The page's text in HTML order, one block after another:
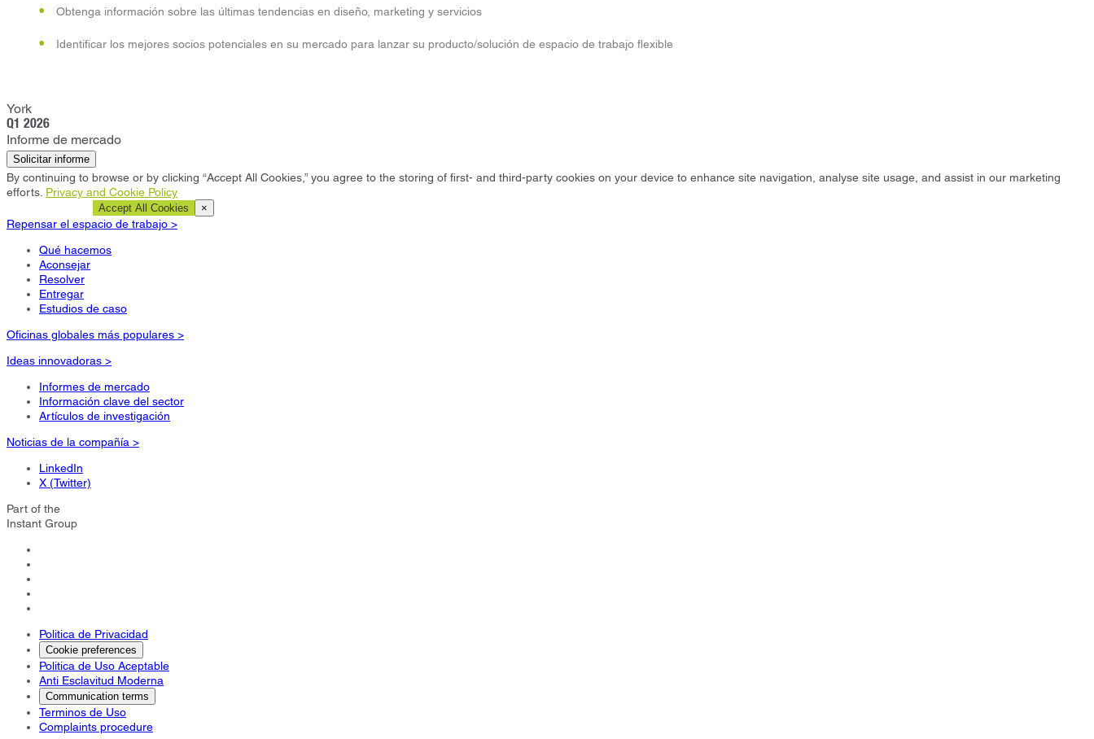
Obtenga información sobre las últimas tendencias en diseño, marketing y servicios
Identificar los mejores socios potenciales en su mercado para lanzar su producto/solución de espacio de trabajo flexible
York
Q1 2026
Informe de mercado
Solicitar informe
By continuing to browse or by clicking “Accept All Cookies,” you agree to the storing of first- and third-party cookies on your device to enhance site navigation, analyse site usage, and assist in our marketing
efforts. Privacy and Cookie Policy
Accept All Cookies ×
Repensar el espacio de trabajo >
Qué hacemos
Aconsejar
Resolver
Entregar
Estudios de caso
Oficinas globales más populares >
Ideas innovadoras >
Informes de mercado
Información clave del sector
Artículos de investigación
Noticias de la compañía >
LinkedIn
X (Twitter)
Part of the
Instant Group
Politica de Privacidad
Cookie preferences
Politica de Uso Aceptable
Anti Esclavitud Moderna
Communication terms
Terminos de Uso
Complaints procedure